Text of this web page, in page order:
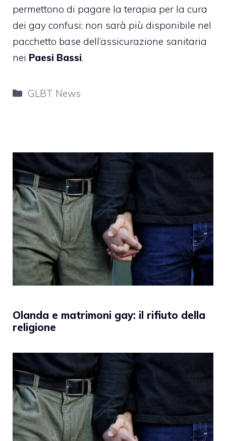
permettono di pagare la terapia per la cura
dei gay confusi: non sarà più disponibile nel
pacchetto base dell’assicurazione sanitaria
nei Paesi Bassi.
Categorie
GLBT News
Olanda e matrimoni gay: il rifiuto della
religione